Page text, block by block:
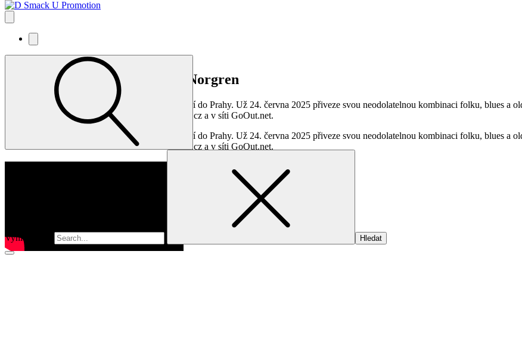
Vyhledávání
NOVĚ OZNÁMENO: Daniel Norgren
Švédský multiinstrumentalista Daniel Norgren míří do Prahy. Už 24. června 2025 přiveze svou neodolatelnou kombinaci folku, blues
od čtvrtka 6. února 2025 10:00 na webu musicbar.cz a v síti GoOut.net.
Švédský multiinstrumentalista Daniel Norgren míří do Prahy. Už 24. června 2025 přiveze svou neodolatelnou kombinaci folku, blues
od čtvrtka 6. února 2025 10:00 na webu musicbar.cz a v síti GoOut.net.